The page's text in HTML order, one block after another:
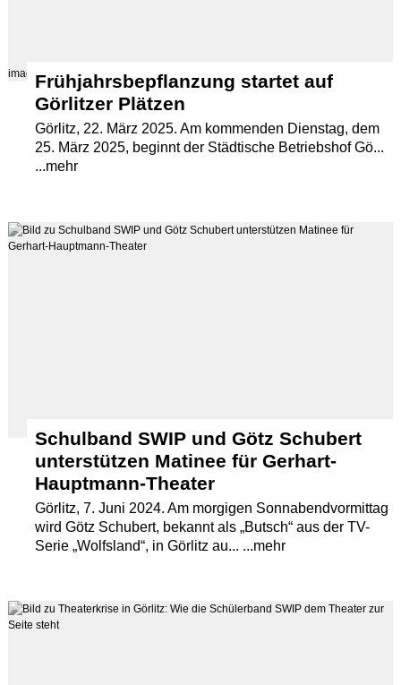
images/src/Goerlitz-Wilhelmsplatz-Bepflanzung-2020.jpg
Frühjahrsbepflanzung startet auf
Görlitzer Plätzen
Görlitz, 22. März 2025. Am kommenden Dienstag, dem
25. März 2025, beginnt der Städtische Betriebshof Gö...
...mehr
Schulband SWIP und Götz Schubert
unterstützen Matinee für Gerhart-
Hauptmann-Theater
Görlitz, 7. Juni 2024. Am morgigen Sonnabendvormittag
wird Götz Schubert, bekannt als „Butsch“ aus der TV-
Serie „Wolfsland“, in Görlitz au... ...mehr